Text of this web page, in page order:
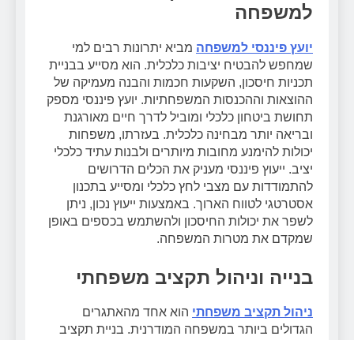
למשפחה
יועץ פיננסי למשפחה מביא יתרונות רבים למי
שמחפש להבטיח יציבות כלכלית. הוא מסייע בבניית
תכניות חיסכון, השקעות חכמות והבנה מעמיקה של
ההוצאות וההכנסות המשפחתיות. יועץ פיננסי מספק
תחושת ביטחון כלכלי ומוביל לדרך חיים מאורגנת
ובריאה יותר מבחינה כלכלית. בעזרתו, משפחות
יכולות להימנע מחובות מיותרים ולבנות עתיד כלכלי
יציב. ייעוץ פיננסי מעניק את הכלים הדרושים
להתמודדות עם מצבי לחץ כלכלי ומסייע בתכנון
אסטרטגי לטווח הארוך. באמצעות ייעוץ נכון, ניתן
לשפר את יכולות החיסכון ולהשתמש בכספים באופן
שמקדם את מטרות המשפחה.
בנייה וניהול תקציב משפחתי
ניהול תקציב משפחתי הוא אחד מהאתגרים
הגדולים ביותר במשפחה המודרנית. בניית תקציב